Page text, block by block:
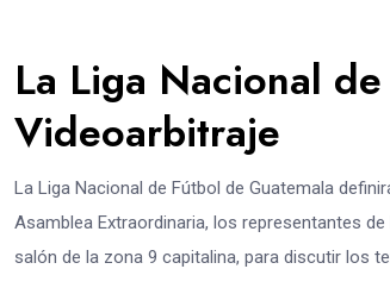
La Liga Nacional
Videoarbitraje
La Liga Nacional de Fútbol de Guatemala
Asamblea Extraordinaria, los representantes
salón de la zona 9 capitalina, para discutir los